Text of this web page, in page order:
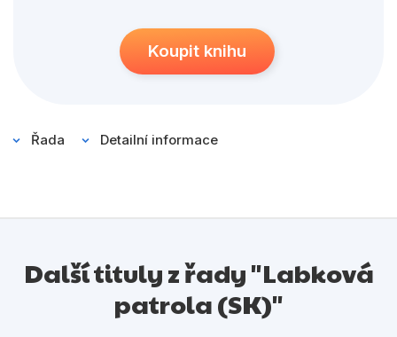
Umění a kultura
Výchova a pedagogika
Koupit knihu
Řada Detailní informace
Další tituly z řady "Labková
patrola (SK)"